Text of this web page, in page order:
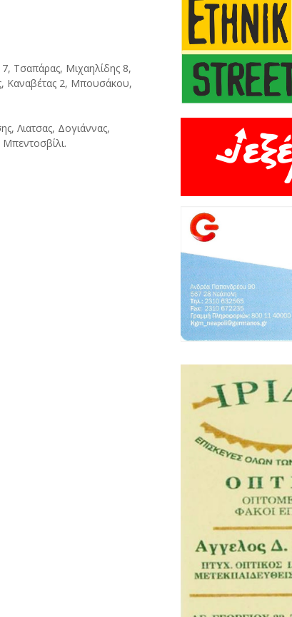
Τσαπάρας, Μιχαηλίδης 8,
Καναβέτας 2, Μπουσάκου,
Λιατσας, Δογιάννας,